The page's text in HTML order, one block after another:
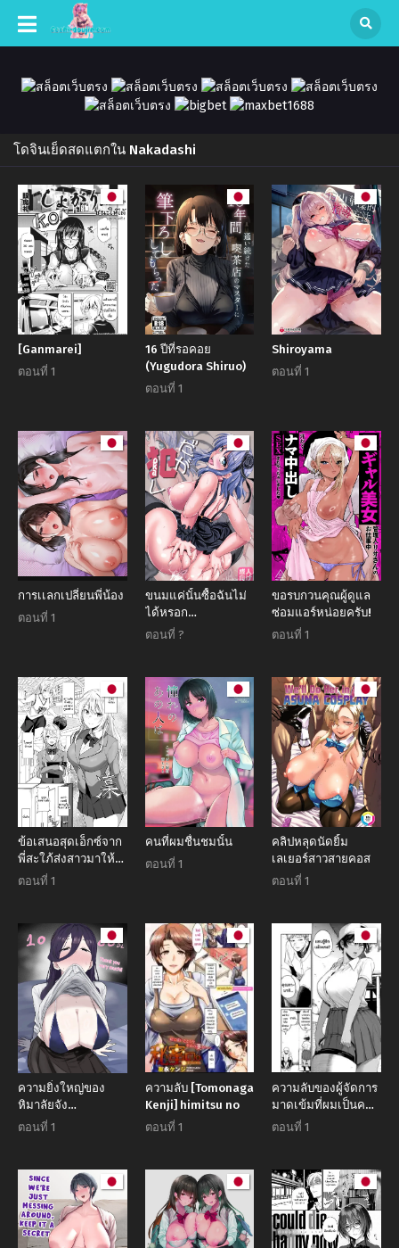
โดจินเย็ดสดแตกใน Nakadashi
[Ganmarei]
ตอนที่ 1
16 ปีที่รอคอย
(Yugudora Shiruo)
ตอนที่ 1
Shiroyama
ตอนที่ 1
การเเลกเปลี่ยนพี่น้อง
ตอนที่ 1
ขนมแค่นั้นซื้อฉันไม่
ได้หรอก
(Warashibe)
ตอนที่ ?
ขอรบกวนคุณผู้ดูแล
ซ่อมแอร์หน่อยครับ!
ตอนที่ 1
ข้อเสนอสุดเอ็กซ์จาก
พี่สะใภ้ส่งสาวมาให้
ถึงห้อง
ตอนที่ 1
คนที่ผมชื่นชมนั้น
ตอนที่ 1
คลิปหลุดนัดยิ้ม
เลเยอร์สาวสายคอส
ตอนที่ 1
ความยิ่งใหญ่ของ
หิมาลัยจัง
(Kametaro)
ตอนที่ 1
ความลับ [Tomonaga
Kenji] himitsu no
ตอนที่ 1
ความลับของผู้จัดการ
มาดเข้มที่ผมเป็นคน
เจอ [Kitano Onsen]
Manager no
Yowami Nigitta
ตอนที่ 1